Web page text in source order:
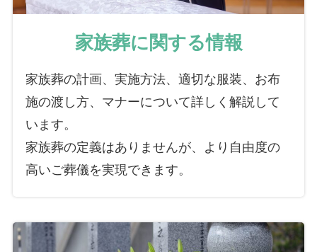
家族葬に関する情報
家族葬の計画、実施方法、適切な服装、お布
施の渡し方、マナーについて詳しく解説して
います。
家族葬の定義はありませんが、より自由度の
高いご葬儀を実現できます。